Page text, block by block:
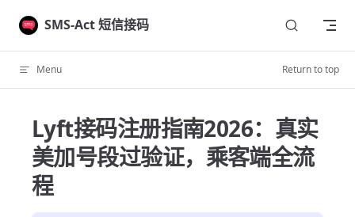
Skip to content
SMS-Act 短信接码
Menu Return to top
Lyft接码注册指南2026：真实
美加号段过验证，乘客端全流
程